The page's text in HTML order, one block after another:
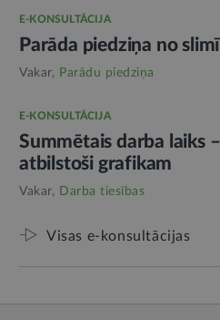
E-KONSULTĀCIJA
Parāda piedziņa no
Vakar, Parādu piedziņa
E-KONSULTĀCIJA
Summētais darba laiks
atbilstoši grafikam
Vakar, Darba tiesības
Visas e-konsultācijas